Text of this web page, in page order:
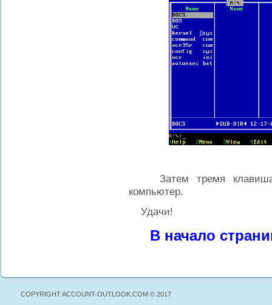
Затем тремя
компьютер.
Удачи!
В начало
COPYRIGHT ACCOUNT-OUTLOOK.COM © 2017